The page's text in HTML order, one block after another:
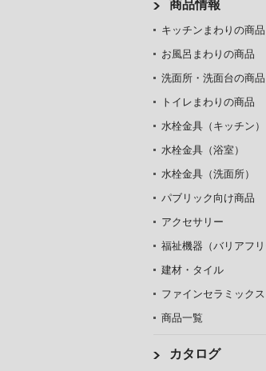
商品情報
キッチンまわりの商品
お風呂まわりの商品
洗面所・洗面台の商品
トイレまわりの商品
水栓金具（キッチン）
水栓金具（浴室）
水栓金具（洗面所）
パブリック向け商品
アクセサリー
福祉機器（バリアフリ
建材・タイル
ファインセラミックス
商品一覧
カタログ